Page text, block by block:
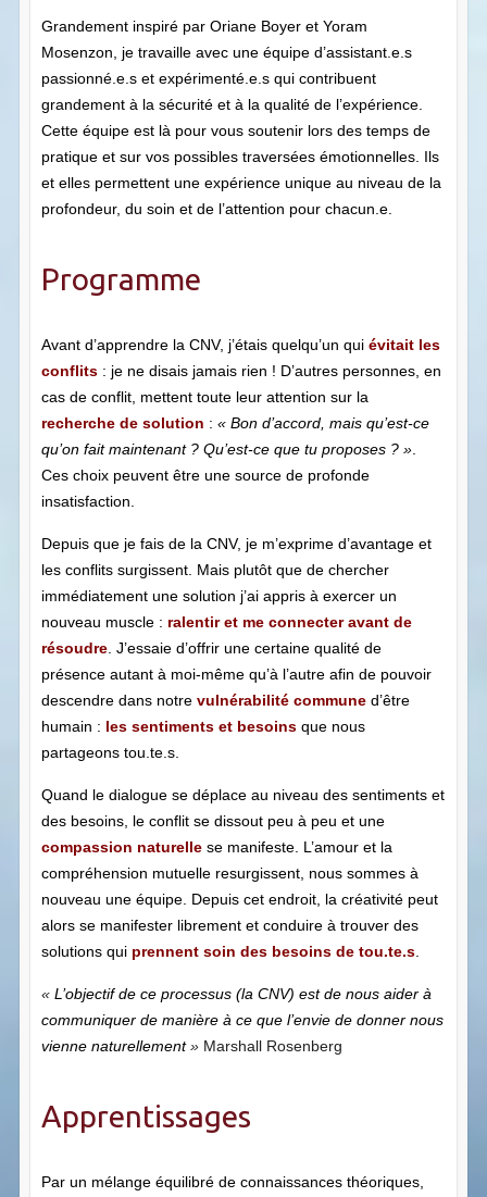
Grandement inspiré par Oriane Boyer et Yoram
Mosenzon, je travaille avec une équipe d’assistant.e.s
passionné.e.s et expérimenté.e.s qui contribuent
grandement à la sécurité et à la qualité de l’expérience.
Cette équipe est là pour vous soutenir lors des temps de
pratique et sur vos possibles traversées émotionnelles. Ils
et elles permettent une expérience unique au niveau de la
profondeur, du soin et de l’attention pour chacun.e.
Programme
Avant d’apprendre la CNV, j’étais quelqu’un qui évitait les
conflits : je ne disais jamais rien ! D’autres personnes, en
cas de conflit, mettent toute leur attention sur la
recherche de solution : « Bon d’accord, mais qu’est-ce
qu’on fait maintenant ? Qu’est-ce que tu proposes ? »
Ces choix peuvent être une source de profonde
insatisfaction.
Depuis que je fais de la CNV, je m’exprime d’avantage et
les conflits surgissent. Mais plutôt que de chercher
immédiatement une solution j’ai appris à exercer un
nouveau muscle : ralentir et me connecter avant de
résoudre . J’essaie d’offrir une certaine qualité de
présence autant à moi-même qu’à l’autre afin de pouvoir
descendre dans notre vulnérabilité commune d’être
humain : les sentiments et besoins que nous
partageons tou.te.s.
Quand le dialogue se déplace au niveau des sentiments et
des besoins, le conflit se dissout peu à peu et une
compassion naturelle se manifeste L’amour et la
compréhension mutuelle resurgissent, nous sommes à
nouveau une équipe. Depuis cet endroit, la créativité peut
alors se manifester librement et conduire à trouver des
solutions qui prennent soin des besoins de tou.te.s
« L’objectif de ce processus (la CNV) est de nous aider à
communiquer de manière à ce que l’envie de donner nous
vienne naturellement» Marshall Rosenberg
Apprentissages
Par un mélange équilibré de connaissances théoriques,